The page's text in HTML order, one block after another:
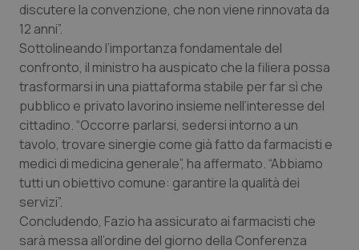
Friuli Venezia Giulia
Lazio
Liguria
Lombardia
Marche
Molise
Dermatite Atopica
Diabete & glucometri
Disturbi dell’umore
Dolore
Donna & Salute
Epatiti
discutere la convenzione, che non viene rinnovata da
12 anni”.
Sottolineando l’importanza fondamentale del
confronto, il ministro ha auspicato che la filiera possa
trasformarsi in una piattaforma stabile per far sì che
pubblico e privato lavorino insieme nell’interesse del
cittadino. “Occorre parlarsi, sedersi intorno a un
tavolo, trovare sinergie come già fatto da farmacisti e
medici di medicina generale”, ha affermato. “Abbiamo
tutti un obiettivo comune: garantire la qualità dei
servizi”.
Concludendo, Fazio ha assicurato ai farmacisti che
sarà messa all’ordine del giorno della Conferenza